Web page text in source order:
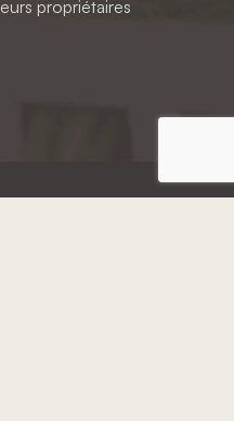
propriétaires